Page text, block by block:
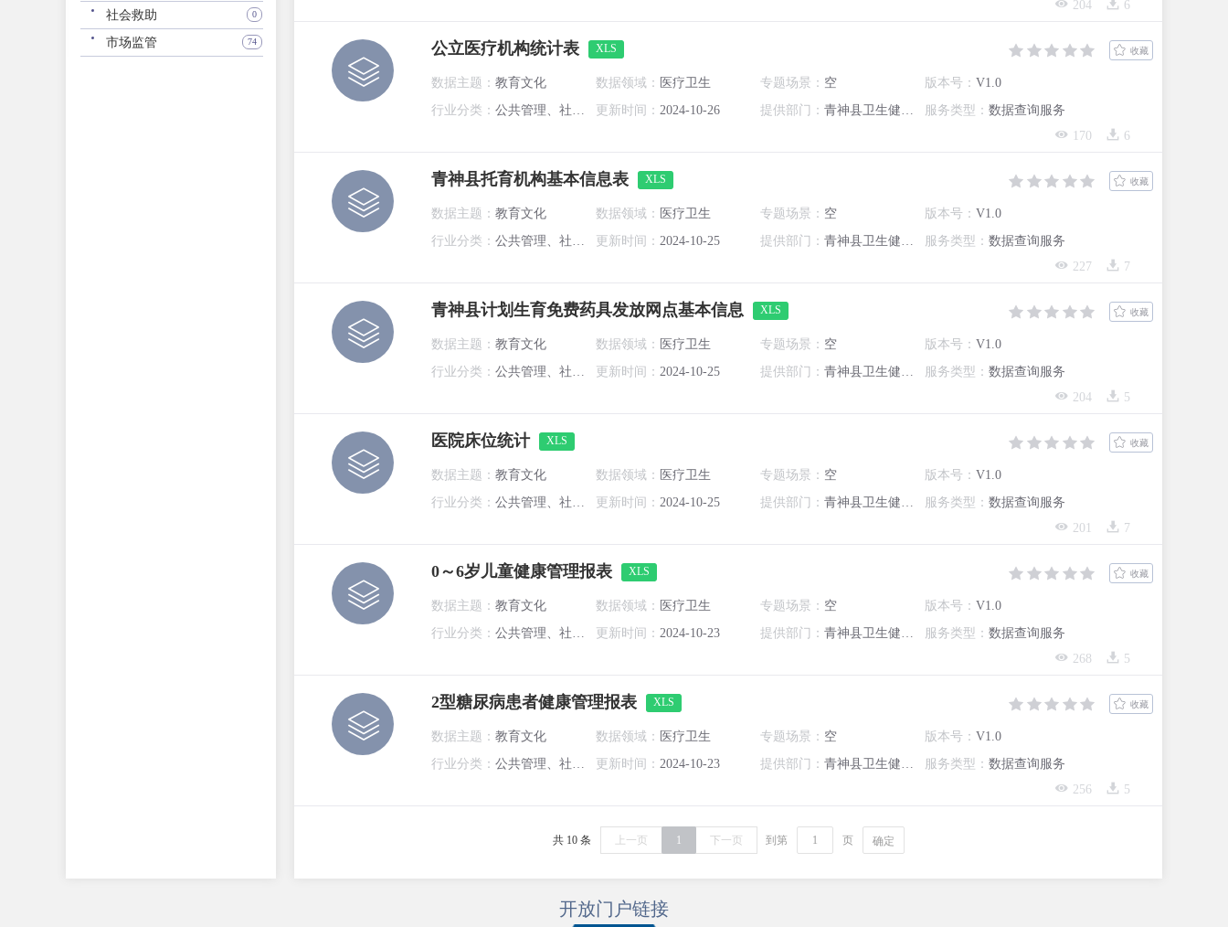
社会救助 0
市场监管 74
6
204
公立医疗机构统计表 XLS 收藏
数据主题： 教育文化 数据领域： 医疗卫生 专题场景： 空 版本号： V1.0
行业分类： 公共管理、社会保障和社会组织 更新时间： 2024-10-26 提供部门： 青神县卫生健康局 服务类型： 数据查询服务
6
170
青神县托育机构基本信息表 XLS 收藏
数据主题： 教育文化 数据领域： 医疗卫生 专题场景： 空 版本号： V1.0
行业分类： 公共管理、社会保障和社会组织 更新时间： 2024-10-25 提供部门： 青神县卫生健康局 服务类型： 数据查询服务
7
227
青神县计划生育免费药具发放网点基本信息 XLS 收藏
数据主题： 教育文化 数据领域： 医疗卫生 专题场景： 空 版本号： V1.0
行业分类： 公共管理、社会保障和社会组织 更新时间： 2024-10-25 提供部门： 青神县卫生健康局 服务类型： 数据查询服务
5
204
医院床位统计 XLS 收藏
数据主题： 教育文化 数据领域： 医疗卫生 专题场景： 空 版本号： V1.0
行业分类： 公共管理、社会保障和社会组织 更新时间： 2024-10-25 提供部门： 青神县卫生健康局 服务类型： 数据查询服务
7
201
0～6岁儿童健康管理报表 XLS 收藏
数据主题： 教育文化 数据领域： 医疗卫生 专题场景： 空 版本号： V1.0
行业分类： 公共管理、社会保障和社会组织 更新时间： 2024-10-23 提供部门： 青神县卫生健康局 服务类型： 数据查询服务
5
268
2型糖尿病患者健康管理报表 XLS 收藏
数据主题： 教育文化 数据领域： 医疗卫生 专题场景： 空 版本号： V1.0
行业分类： 公共管理、社会保障和社会组织 更新时间： 2024-10-23 提供部门： 青神县卫生健康局 服务类型： 数据查询服务
5
256
共 10 条 上一页 1 下一页 到第 页 确定
开放门户链接